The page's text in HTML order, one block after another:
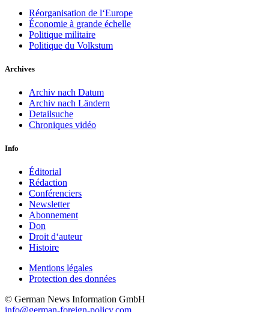
Réorganisation de l‘Europe
Économie à grande échelle
Politique militaire
Politique du Volkstum
Archives
Archiv nach Datum
Archiv nach Ländern
Detailsuche
Chroniques vidéo
Info
Éditorial
Rédaction
Conférenciers
Newsletter
Abonnement
Don
Droit d‘auteur
Histoire
Mentions légales
Protection des données
© German News Information GmbH